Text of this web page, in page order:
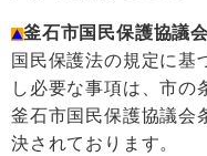
釜石市国民保護協議
国民保護法の規定に基
し必要な事項は、市の
釜石市国民保護協議会
決されております。